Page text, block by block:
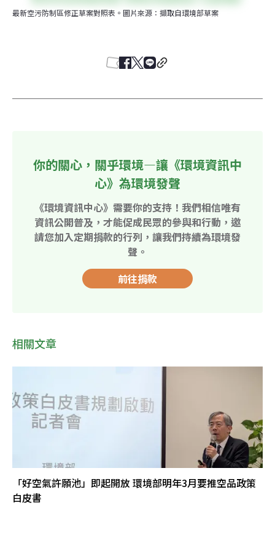
最新空污防制區修正草案對照表。圖片來源：擷取自環境部草案
你的關心，關乎環境—讓《環境資訊中
心》為環境發聲
《環境資訊中心》需要你的支持！我們相信唯有
資訊公開普及，才能促成民眾的參與和行動，邀
請您加入定期捐款的行列，讓我們持續為環境發
聲。
前往捐款
相關文章
「好空氣許願池」即起開放 環境部明年3月要推空品政策
白皮書